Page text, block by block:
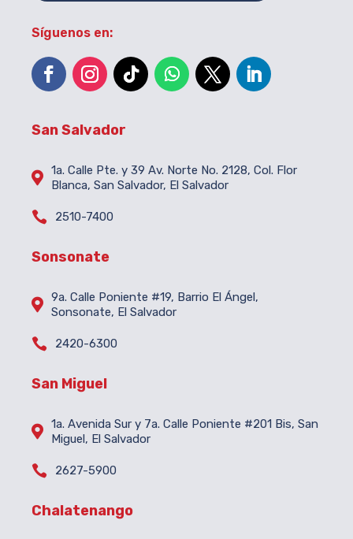
Síguenos en:
San Salvador
 1a. Calle Pte. y 39 Av. Norte No. 2128, Col. Flor
Blanca, San Salvador, El Salvador
 2510-7400
Sonsonate
 9a. Calle Poniente #19, Barrio El Ángel,
Sonsonate, El Salvador
 2420-6300
San Miguel
 1a. Avenida Sur y 7a. Calle Poniente #201 Bis, San
Miguel, El Salvador
 2627-5900
Chalatenango